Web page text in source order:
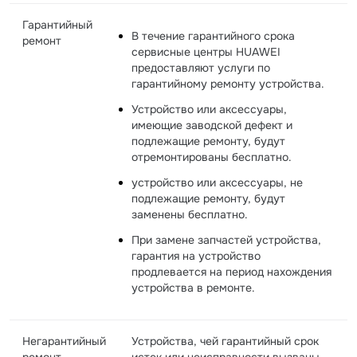
Гарантийный
ремонт
В течение гарантийного срока
сервисные центры HUAWEI
предоставляют услуги по
гарантийному ремонту устройства.
Устройство или аксессуары,
имеющие заводской дефект и
подлежащие ремонту, будут
отремонтированы бесплатно.
устройство или аксессуары, не
подлежащие ремонту, будут
заменены бесплатно.
При замене запчастей устройства,
гарантия на устройство
продлевается на период нахождения
устройства в ремонте.
Негарантийный
Устройства, чей гарантийный срок